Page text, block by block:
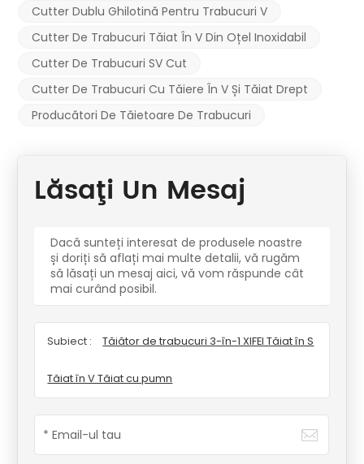
Cutter Dublu Ghilotină Pentru Trabucuri V
Cutter De Trabucuri Tăiat În V Din Oțel Inoxidabil
Cutter De Trabucuri SV Cut
Cutter De Trabucuri Cu Tăiere În V Și Tăiat Drept
Producători De Tăietoare De Trabucuri
Lăsaţi Un Mesaj
Dacă sunteți interesat de produsele noastre
și doriți să aflați mai multe detalii, vă rugăm
să lăsați un mesaj aici, vă vom răspunde cât
mai curând posibil.
Subiect : Tăiător de trabucuri 3-în-1 XIFEI Tăiat în S
Tăiat în V Tăiat cu pumn